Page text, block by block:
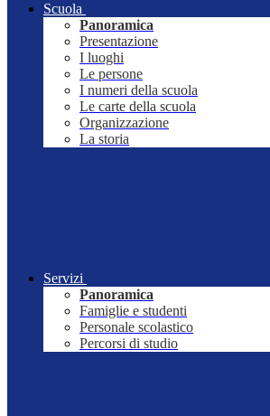
Scuola
Panoramica
Presentazione
I luoghi
Le persone
I numeri della scuola
Le carte della scuola
Organizzazione
La storia
Servizi
Panoramica
Famiglie e studenti
Personale scolastico
Percorsi di studio